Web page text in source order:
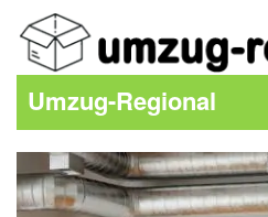
Umzug-Regional